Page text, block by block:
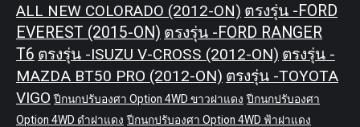
ALL NEW COLORADO (2012-ON) ตรงรุ่น -FORD
EVEREST (2015-ON) ตรงรุ่น -FORD RANGER
T6 ตรงรุ่น -ISUZU V-CROSS (2012-ON) ตรงรุ่น -
MAZDA BT50 PRO (2012-ON) ตรงรุ่น -TOYOTA
VIGO ปีกนกปรับองศา Option 4WD ขาวฝาแดง ปีกนกปรับองศา
Option 4WD ดำฝาแดง ปีกนกปรับองศา Option 4WD ฟ้าฝาแดง